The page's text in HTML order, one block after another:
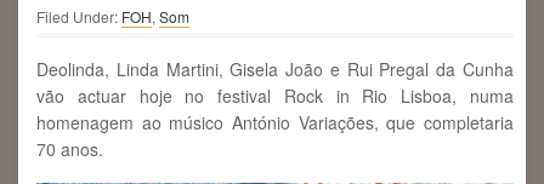
Filed Under: FOH, Som
Deolinda, Linda Martini, Gisela João e Rui Pregal da Cunha
vão actuar hoje no festival Rock in Rio Lisboa, numa
homenagem ao músico António Variações, que completaria
70 anos.